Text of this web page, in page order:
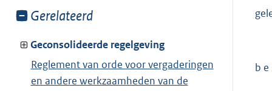
Toon
van:
Gerelateerd
Geconsolideerde regelgeving
Reglement van orde voor vergaderingen
en andere werkzaamheden van de
b e